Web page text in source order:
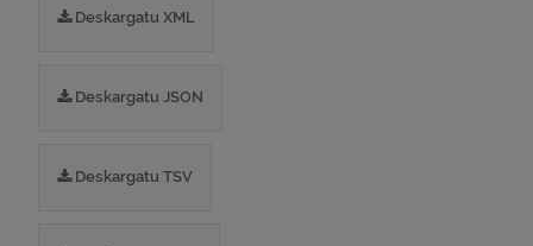
Deskargatu XML
Deskargatu JSON
Deskargatu TSV